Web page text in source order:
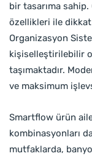
bir tasarıma sahip.
özellikleri ile dikkat
Organizasyon
kişiselleştirilebilir
taşımaktadır.
ve maksimum
Smartflow ürün
kombinasyonları
mutfaklarda,